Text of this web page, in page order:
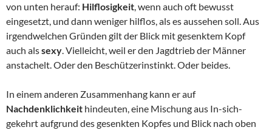
von unten herauf: Hilflosigkeit, wenn auch oft bewusst
eingesetzt, und dann weniger hilflos, als es aussehen soll. Aus
irgendwelchen Gründen gilt der Blick mit gesenktem Kopf
auch alssexy. Vielleicht, weil er den Jagdtrieb der Männer
anstachelt. Oder den Beschützerinstinkt. Oder beides.
In einem anderen Zusammenhang kann er auf
Nachdenklichkeit hindeuten, eine Mischung aus In-sich-
gekehrt aufgrund des gesenkten Kopfes und Blick nach oben